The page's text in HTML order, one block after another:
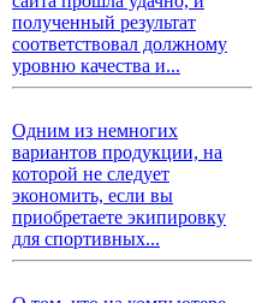
полученный результат
соответствовал должному
уровню качества и...
Одним из немногих
вариантов продукции, на
которой не следует
экономить, если вы
приобретаете экипировку
для спортивных...